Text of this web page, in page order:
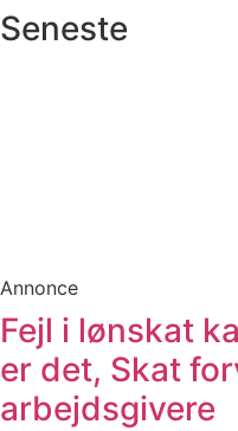
Seneste
Annonce
Fejl i lønskat
er det, Skat
arbejdsgivere